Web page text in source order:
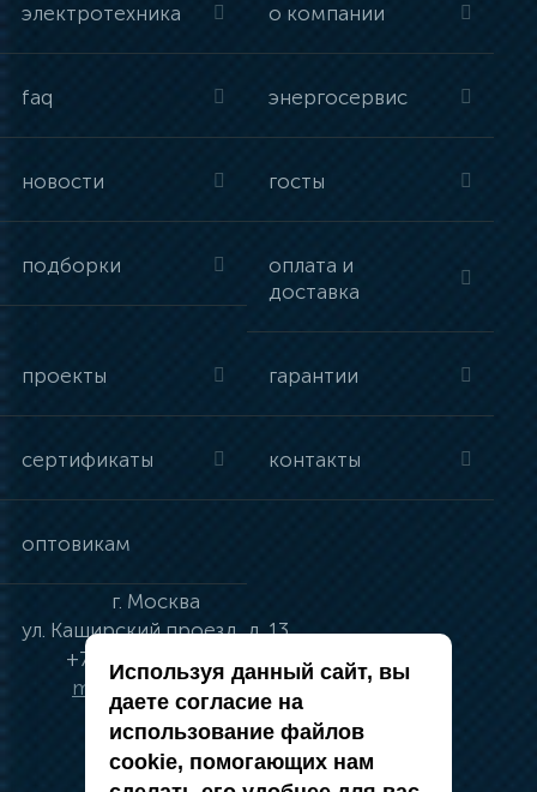
электротехника о компании
faq энергосервис
новости госты
подборки
оплата и
доставка
проекты гарантии
сертификаты контакты
оптовикам
г. Москва
ул. Каширский проезд, д. 13
+7 (495) 134-41-83
moskva@vincci.ru
Используя данный сайт, вы
даете согласие на
использование файлов
cookie, помогающих нам